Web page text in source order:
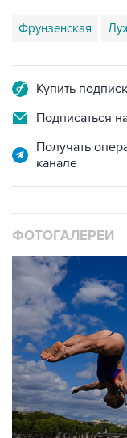
Фрунзенская
Купить
Подписаться
Получать
канале
ФОТОГАЛЕРЕИ